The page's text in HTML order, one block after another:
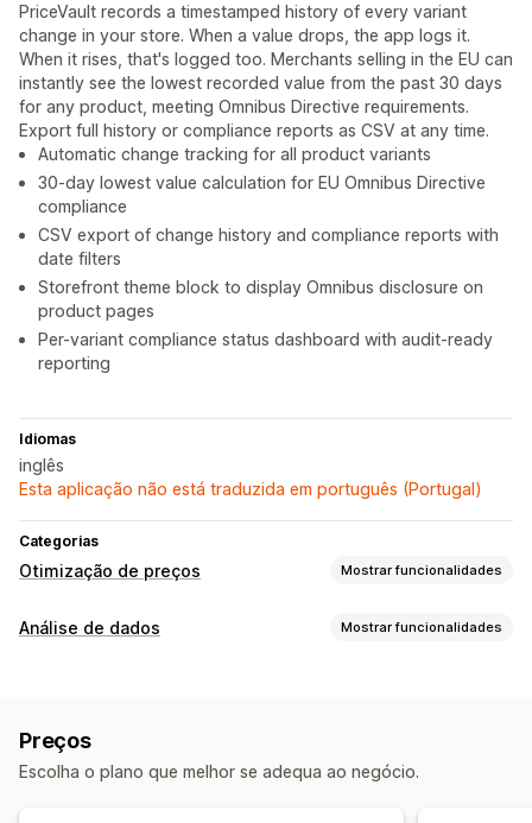
PriceVault records a timestamped history of every variant
change in your store. When a value drops, the app logs it.
When it rises, that's logged too. Merchants selling in the EU can
instantly see the lowest recorded value from the past 30 days
for any product, meeting Omnibus Directive requirements.
Export full history or compliance reports as CSV at any time.
Automatic change tracking for all product variants
30-day lowest value calculation for EU Omnibus Directive
compliance
CSV export of change history and compliance reports with
date filters
Storefront theme block to display Omnibus disclosure on
product pages
Per-variant compliance status dashboard with audit-ready
reporting
Idiomas
inglês
Esta aplicação não está traduzida em português (Portugal)
Categorias
Otimização de preços Mostrar funcionalidades
Monitorização
Análise de dados Mostrar funcionalidades
Análise do histórico
Preços
Escolha o plano que melhor se adequa ao negócio.